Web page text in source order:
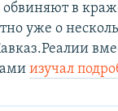
в
уже о
изучал